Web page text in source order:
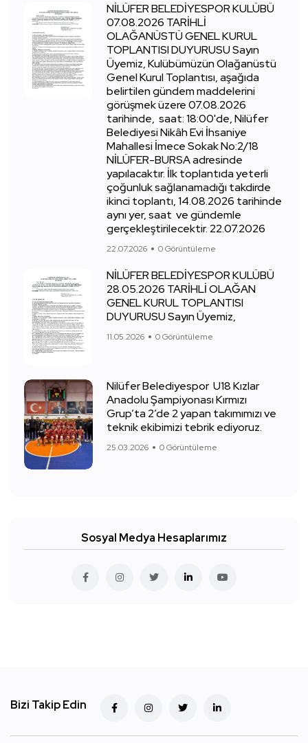
NİLÜFER BELEDİYESPOR KULÜBÜ
07.08.2026 TARİHLİ
OLAĞANÜSTÜ GENEL KURUL
TOPLANTISI DUYURUSU Sayın
Üyemiz, Kulübümüzün Olağanüstü
Genel Kurul Toplantısı, aşağıda
belirtilen gündem maddelerini
görüşmek üzere 07.08.2026
tarihinde, saat: 18:00'de, Nilüfer
Belediyesi Nikâh Evi İhsaniye
Mahallesi İmece Sokak No:2/18
NİLÜFER-BURSA adresinde
yapılacaktır. İlk toplantıda yeterli
çoğunluk sağlanamadığı takdirde
ikinci toplantı, 14.08.2026 tarihinde
aynı yer, saat ve gündemle
gerçekleştirilecektir. 22.07.2026
22.07.2026 0 Görüntüleme
NİLÜFER BELEDİYESPOR KULÜBÜ
28.05.2026 TARİHLİ OLAĞAN
GENEL KURUL TOPLANTISI
DUYURUSU Sayın Üyemiz,
11.05.2026 0 Görüntüleme
Nilüfer Belediyespor U18 Kızlar
Anadolu Şampiyonası Kırmızı
Grup’ta 2’de 2 yapan takımımızı ve
teknik ekibimizi tebrik ediyoruz.
25.03.2026 0 Görüntüleme
Sosyal Medya Hesaplarımız
Bizi Takip Edin